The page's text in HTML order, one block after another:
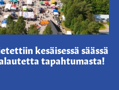
kesäisessä säässä
tapahtumasta!